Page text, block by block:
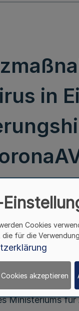
in
der Pflege,
Ministeriums für
Cookies
die für die
akzeptieren